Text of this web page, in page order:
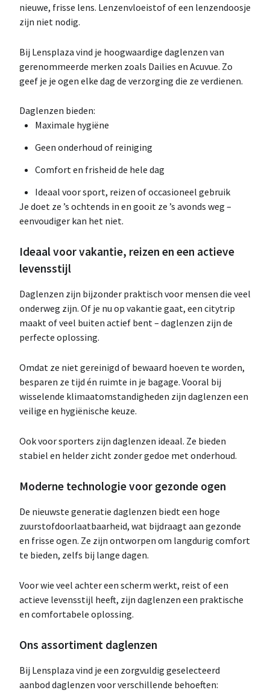
nieuwe, frisse lens. Lenzenvloeistof of een lenzendoosje
zijn niet nodig.
Bij Lensplaza vind je hoogwaardige daglenzen van
gerenommeerde merken zoals Dailies en Acuvue. Zo
geef je je ogen elke dag de verzorging die ze verdienen.
Daglenzen bieden:
Maximale hygiëne
Geen onderhoud of reiniging
Comfort en frisheid de hele dag
Ideaal voor sport, reizen of occasioneel gebruik
Je doet ze ’s ochtends in en gooit ze ’s avonds weg –
eenvoudiger kan het niet.
Ideaal voor vakantie, reizen en een actieve
levensstijl
Daglenzen zijn bijzonder praktisch voor mensen die veel
onderweg zijn. Of je nu op vakantie gaat, een citytrip
maakt of veel buiten actief bent – daglenzen zijn de
perfecte oplossing.
Omdat ze niet gereinigd of bewaard hoeven te worden,
besparen ze tijd én ruimte in je bagage. Vooral bij
wisselende klimaatomstandigheden zijn daglenzen een
veilige en hygiënische keuze.
Ook voor sporters zijn daglenzen ideaal. Ze bieden
stabiel en helder zicht zonder gedoe met onderhoud.
Moderne technologie voor gezonde ogen
De nieuwste generatie daglenzen biedt een hoge
zuurstofdoorlaatbaarheid, wat bijdraagt aan gezonde
en frisse ogen. Ze zijn ontworpen om langdurig comfort
te bieden, zelfs bij lange dagen.
Voor wie veel achter een scherm werkt, reist of een
actieve levensstijl heeft, zijn daglenzen een praktische
en comfortabele oplossing.
Ons assortiment daglenzen
Bij Lensplaza vind je een zorgvuldig geselecteerd
aanbod daglenzen voor verschillende behoeften: